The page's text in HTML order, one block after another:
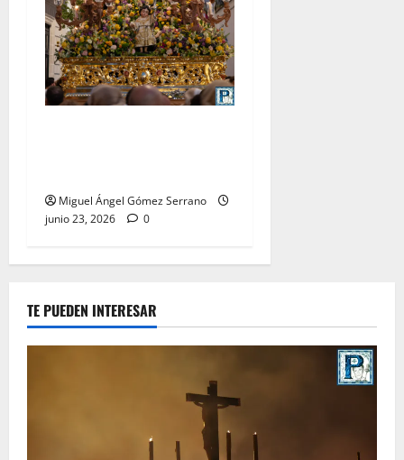
Miguel Ángel Gómez Serrano
junio 23, 2026
0
TE PUEDEN INTERESAR